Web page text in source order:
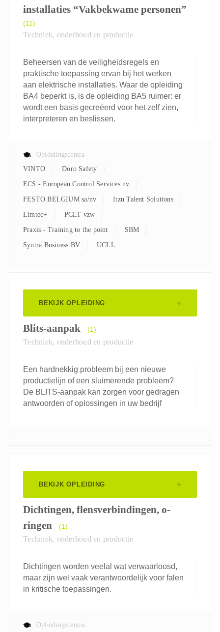
installaties “Vakbekwame personen”
(11)
Techniek, onderhoud en productie
Beheersen van de veiligheidsregels en
praktische toepassing ervan bij het werken
aan elektrische installaties. Waar de opleiding
BA4 beperkt is, is de opleiding BA5 ruimer: er
wordt een basis gecreëerd voor het zelf zien,
interpreteren en beslissen.
Opleidingscentra
VINTO
Doro Safety
ECS - European Control Services nv
FESTO BELGIUM sa/nv Itzu Talent Solutions
Limtec+ PCLT vzw
Praxis - Training to the point SBM
Syntra Business BV UCLL
BEKIJK OPLEIDING
Blits-aanpak (1)
Techniek, onderhoud en productie
Een hardnekkig probleem bij een nieuwe
productielijn of een sluimerende probleem?
De BLITS-aanpak kan zorgen voor gedragen
antwoorden of oplossingen in uw bedrijf
BEKIJK OPLEIDING
Dichtingen, flensverbindingen, o-
ringen
(1)
Techniek, onderhoud en productie
Dichtingen worden veelal wat verwaarloosd,
maar zijn wel vaak verantwoordelijk voor falen
in kritische toepassingen.
Opleidingscentra